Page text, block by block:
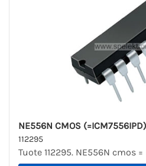
NE556N CMOS (=ICM7556IPD)
112295
Tuote 112295. NE556N cmos